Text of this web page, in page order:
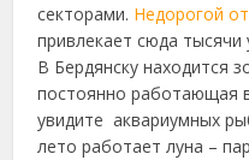
секторами. Недорогой
привлекает сюда тысячи
В Бердянску находится
постоянно работающая
увидите аквариумных
лето работает луна –